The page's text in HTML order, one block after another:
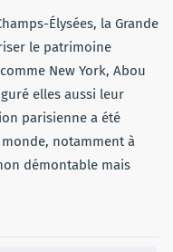
Élysées, la Grande
le patrimoine
New York, Abou
elles aussi leur
parisienne a été
notamment à
démontable mais